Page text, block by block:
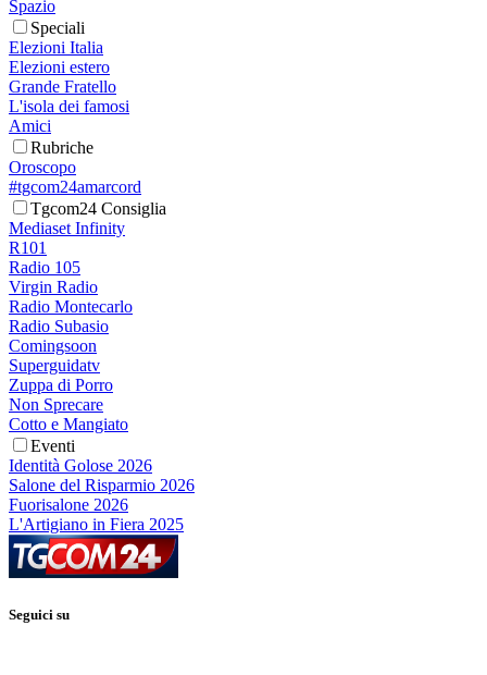
Spazio
Speciali
Elezioni Italia
Elezioni estero
Grande Fratello
L'isola dei famosi
Amici
Rubriche
Oroscopo
#tgcom24amarcord
Tgcom24 Consiglia
Mediaset Infinity
R101
Radio 105
Virgin Radio
Radio Montecarlo
Radio Subasio
Comingsoon
Superguidatv
Zuppa di Porro
Non Sprecare
Cotto e Mangiato
Eventi
Identità Golose 2026
Salone del Risparmio 2026
Fuorisalone 2026
L'Artigiano in Fiera 2025
Seguici su